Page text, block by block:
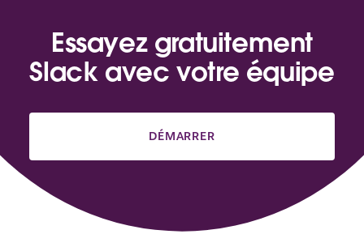
Essayez gratuitement
Slack avec votre équipe
DÉMARRER